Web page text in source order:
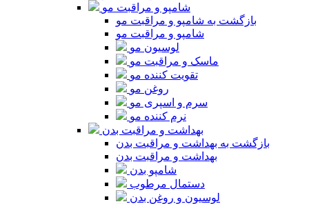
شامپو و مراقبت مو
بازگشت به شامپو و مراقبت مو
شامپو و مراقبت مو
لوسیون مو
ماسک و مراقبت مو
تقویت کننده مو
روغن مو
سرم و اسپری مو
نرم کننده مو
بهداشت و مراقبت بدن
بازگشت به بهداشت و مراقبت بدن
بهداشت و مراقبت بدن
شامپو بدن
دستمال مرطوب
لوسیون و روغن بدن